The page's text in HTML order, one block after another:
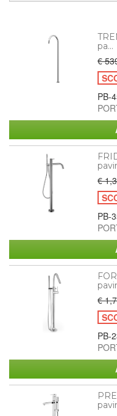
pa...
€
PB-
€
PB-
€
PB-